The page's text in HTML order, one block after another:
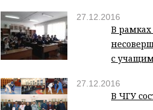
27.12.2016
В
с
27.12.2016
В ЧГУ